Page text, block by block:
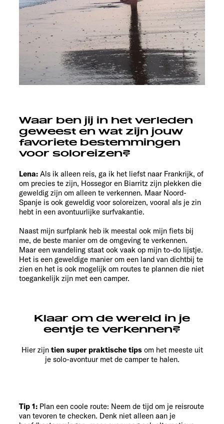
Waar ben jij in het verleden
geweest en wat zijn jouw
favoriete bestemmingen
voor soloreizen?
Lena: Als ik alleen reis, ga ik het liefst naar Frankrijk, of
om precies te zijn, Hossegor en Biarritz zijn plekken die
geweldig zijn om alleen te verkennen. Maar Noord-
Spanje is ook geweldig voor soloreizen, vooral als je zin
hebt in een avontuurlijke surfvakantie.
Naast mijn surfplank heb ik meestal ook mijn fiets bij
me, de beste manier om de omgeving te verkennen.
Maar een wandeling staat ook vaak op mijn to-do lijstje.
Het is een geweldige manier om een land van dichtbij te
zien en het is ook mogelijk om routes te plannen die niet
toegankelijk zijn met een camper.
Klaar om de wereld in je
eentje te verkennen?
Hier zijn tien super praktische tipsom het meeste uit
je solo-avontuur met de camper te halen.
Tip 1: Plan een coole route: Neem de tijd om je reisroute
van tevoren te checken. Denk niet alleen aan je